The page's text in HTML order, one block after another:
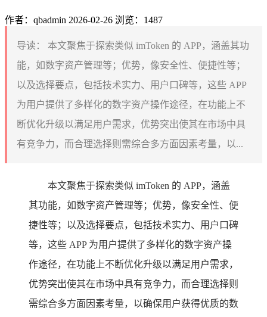
作者：qbadmin 2026-02-26 浏览：1487
导读：
本文聚焦于探索类似 imToken 的 APP，涵盖其功
能，如数字资产管理等；优势，像安全性、便捷性等；
以及选择要点，包括技术实力、用户口碑等，这些 APP
为用户提供了多样化的数字资产操作途径，在功能上不
断优化升级以满足用户需求，优势突出使其在市场中具
有竞争力，而合理选择则需综合多方面因素考量，以...
本文聚焦于探索类似 imToken 的 APP，涵盖
其功能，如数字资产管理等；优势，像安全性、便
捷性等；以及选择要点，包括技术实力、用户口碑
等，这些 APP 为用户提供了多样化的数字资产操
作途径，在功能上不断优化升级以满足用户需求，
优势突出使其在市场中具有竞争力，而合理选择则
需综合多方面因素考量，以确保用户获得优质的数